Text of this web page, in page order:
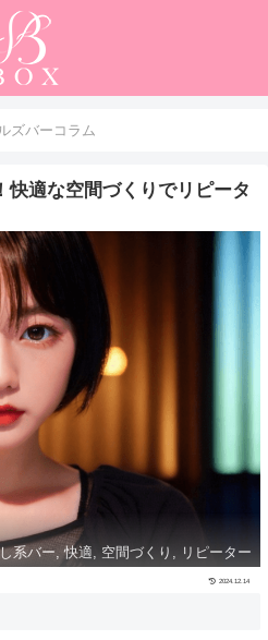
ズバーコラム
快適な空間づくりでリピータ
系バー, 快適, 空間づくり, リピーター
2024.12.14